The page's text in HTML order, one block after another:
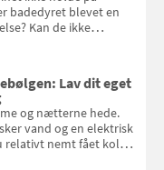
badedyret blevet en
Kan de ikke
du smider
et badedyr ud
Lav dit eget
og nætterne hede.
vand og en elektrisk
relativt nemt fået koldt